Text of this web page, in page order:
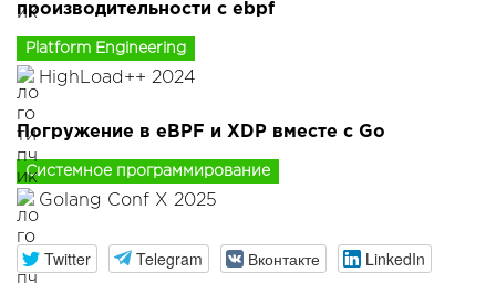
производительности с ebpf
Platform Engineering
HighLoad++ 2024
Погружение в eBPF и XDP вместе с Go
Системное программирование
Golang Conf X 2025
Twitter Telegram Вконтакте LinkedIn